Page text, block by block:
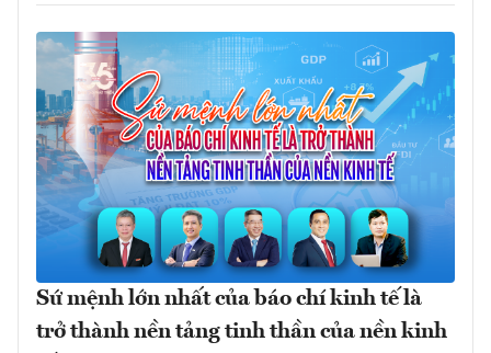
Sứ mệnh lớn nhất của báo chí kinh tế là
trở thành nền tảng tinh thần của nền kinh